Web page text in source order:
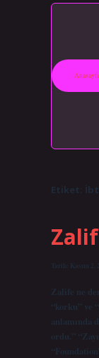
Anasayfa
Etiket:
Tarih: Kasım 2,
Zalife ne
“korku” ve
anlamında
ordu.”